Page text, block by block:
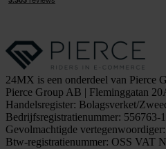
24MX is een onderdeel van Pierce
Pierce Group AB | Fleminggatan
Handelsregister: Bolagsverket/
Bedrijfsregistratienummer: 556763-
Gevolmachtigde
Btw-registratienummer: OSS VAT